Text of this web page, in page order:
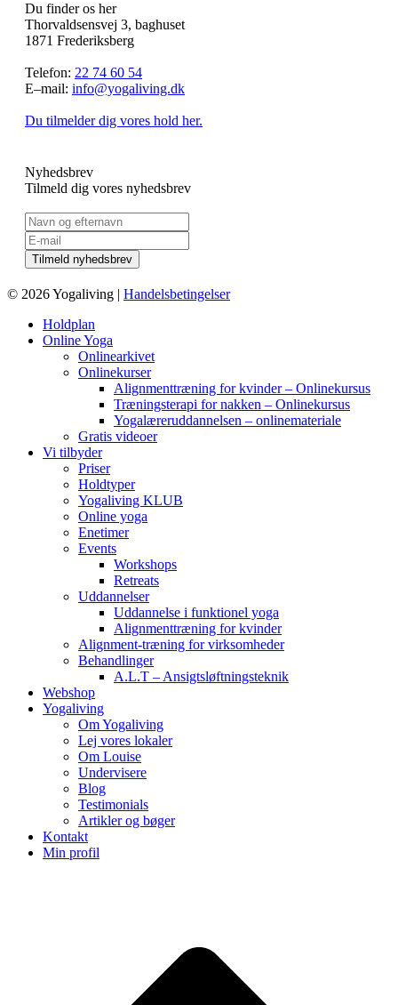
Du finder os her
Thorvaldsensvej 3, baghuset
1871 Frederiksberg
Telefon: 22 74 60 54
E–mail: info@yogaliving.dk
Du tilmelder dig vores hold her.
Nyhedsbrev
Tilmeld dig vores nyhedsbrev
© 2026 Yogaliving | Handelsbetingelser
Holdplan
Online Yoga
Onlinearkivet
Onlinekurser
Alignmenttræning for kvinder – Onlinekursus
Træningsterapi for nakken – Onlinekursus
Yogalæreruddannelsen – onlinemateriale
Gratis videoer
Vi tilbyder
Priser
Holdtyper
Yogaliving KLUB
Online yoga
Enetimer
Events
Workshops
Retreats
Uddannelser
Uddannelse i funktionel yoga
Alignmenttræning for kvinder
Alignment-træning for virksomheder
Behandlinger
A.L.T – Ansigtsløftningsteknik
Webshop
Yogaliving
Om Yogaliving
Lej vores lokaler
Om Louise
Undervisere
Blog
Testimonials
Artikler og bøger
Kontakt
Min profil